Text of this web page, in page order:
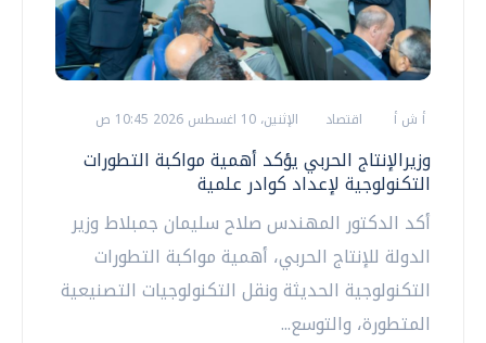
أ ش أ اقتصاد الإثنين، 10 اغسطس 2026 10:45 ص
وزيرالإنتاج الحربي يؤكد أهمية مواكبة التطورات
التكنولوجية لإعداد كوادر علمية
أكد الدكتور المهندس صلاح سليمان جمبلاط وزير
الدولة للإنتاج الحربي، أهمية مواكبة التطورات
التكنولوجية الحديثة ونقل التكنولوجيات التصنيعية
المتطورة، والتوسع...